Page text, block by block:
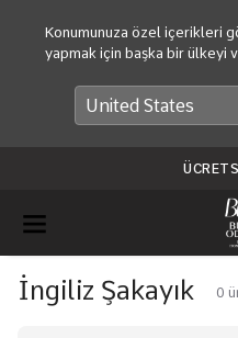
Konumunuza özel içerikleri
yapmak için başka bir ülkeyi
İngiliz Şakayık 0